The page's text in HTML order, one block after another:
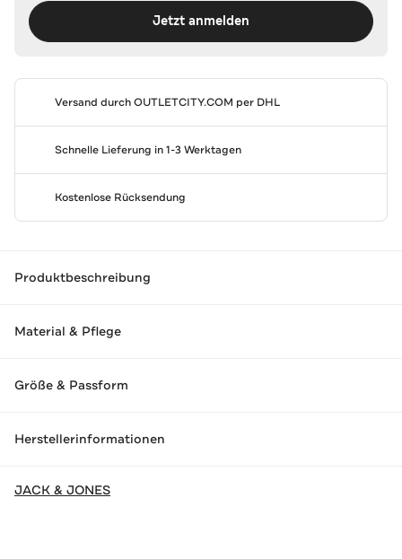
Jetzt anmelden
Versand durchOUTLETCITY.COM per DHL
Schnelle Lieferung in 1-3 Werktagen
Kostenlose Rücksendung
Produktbeschreibung
Material & Pflege
Größe & Passform
Herstellerinformationen
JACK & JONES